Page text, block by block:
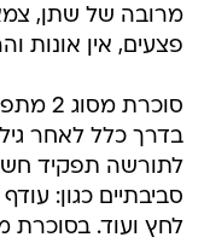
מרובה של שתן,
פצעים, אין אונות
לתורשה תפקיד
סביבתיים כגון: